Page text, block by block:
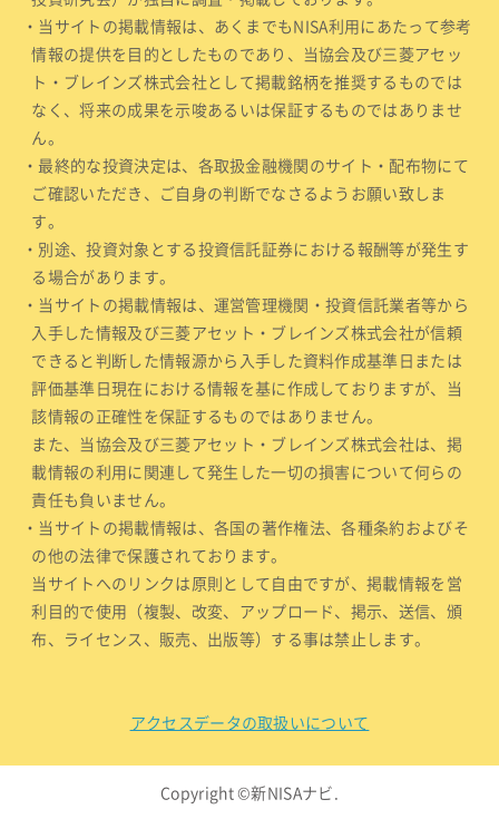
・当サイトの掲載情報は、あくまでもNISA利用にあたって参考
情報の提供を目的としたものであり、当協会及び三菱アセッ
ト・ブレインズ株式会社として掲載銘柄を推奨するものでは
なく、将来の成果を示唆あるいは保証するものではありませ
ん。
・最終的な投資決定は、各取扱金融機関のサイト・配布物にて
ご確認いただき、ご自身の判断でなさるようお願い致しま
す。
・別途、投資対象とする投資信託証券における報酬等が発生す
る場合があります。
・当サイトの掲載情報は、運営管理機関・投資信託業者等から
入手した情報及び三菱アセット・ブレインズ株式会社が信頼
できると判断した情報源から入手した資料作成基準日または
評価基準日現在における情報を基に作成しておりますが、当
該情報の正確性を保証するものではありません。
また、当協会及び三菱アセット・ブレインズ株式会社は、掲
載情報の利用に関連して発生した一切の損害について何らの
責任も負いません。
・当サイトの掲載情報は、各国の著作権法、各種条約およびそ
の他の法律で保護されております。
当サイトへのリンクは原則として自由ですが、掲載情報を営
利目的で使用（複製、改変、アップロード、掲示、送信、頒
布、ライセンス、販売、出版等）する事は禁止します。
アクセスデータの取扱いについて
Copyright ©新NISAナビ.